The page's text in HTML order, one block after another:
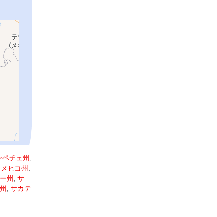
ペチェ州 ,
メヒコ州 ,
州 , サ
, サカテ